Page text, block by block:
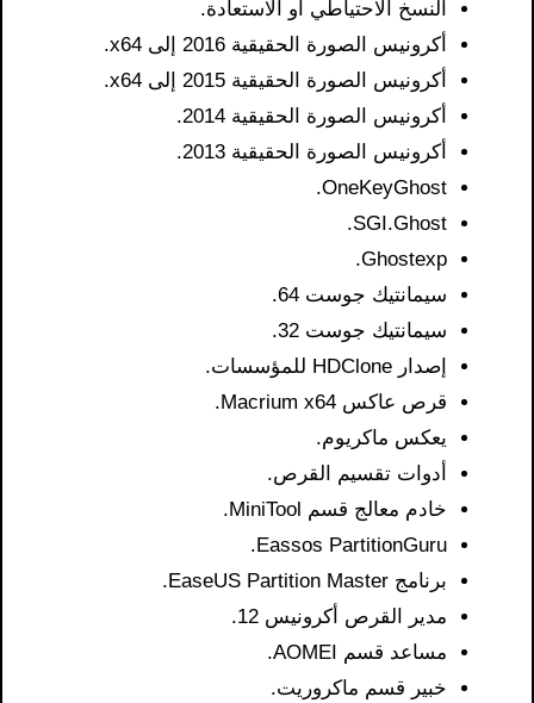
النسخ الاحتياطي أو الاستعادة.
أكرونيس الصورة الحقيقية 2016 إلى x64.
أكرونيس الصورة الحقيقية 2015 إلى x64.
أكرونيس الصورة الحقيقية 2014.
أكرونيس الصورة الحقيقية 2013.
OneKeyGhost.
SGI.Ghost.
Ghostexp.
سيمانتيك جوست 64.
سيمانتيك جوست 32.
إصدار HDClone للمؤسسات.
قرص عاكس Macrium x64.
يعكس ماكريوم.
أدوات تقسيم القرص.
خادم معالج قسم MiniTool.
Eassos PartitionGuru.
برنامج EaseUS Partition Master.
مدير القرص أكرونيس 12.
مساعد قسم AOMEI.
خبير قسم ماكروريت.